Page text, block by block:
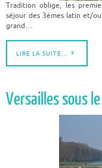
Tradition oblige, les
séjour des 3èmes latin et/
grand…
LIRE LA SUITE…
Versailles sous